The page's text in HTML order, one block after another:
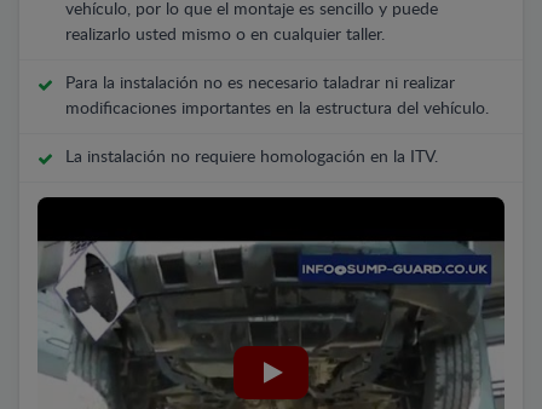
vehículo, por lo que el montaje es sencillo y puede
realizarlo usted mismo o en cualquier taller.
Para la instalación no es necesario taladrar ni realizar
modificaciones importantes en la estructura del vehículo.
La instalación no requiere homologación en la ITV.